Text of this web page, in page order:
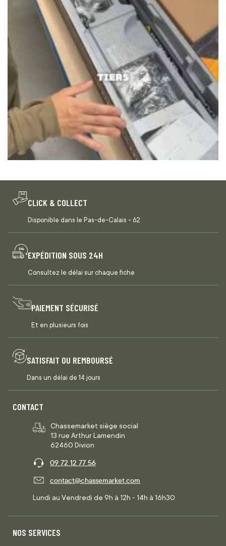
CLICK & COLLECT
Disponible dans le Pas-de-Calais - 62
EXPÉDITION SOUS 24H
Consultez le délai sur chaque fiche
PAIEMENT SÉCURISÉ
Et en plusieurs fois
SATISFAIT OU REMBOURSÉ
Dans un délai de 14 jours
CONTACT
Chassemarket siège social
13 rue Arthur Lamendin
62460 Divion
09 72 12 77 56
contact@chassemarket.com
Lundi au Vendredi de 9h à 12h - 14h à 16h30
NOS SERVICES